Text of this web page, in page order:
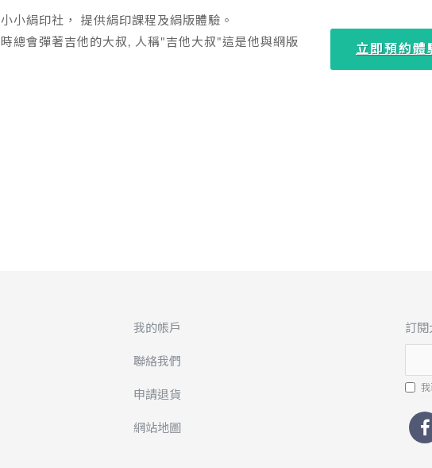
小絹印社， 提供絹印課程及絹版體驗。
總會彈著吉他的大叔, 人稱"吉他大叔"這是他與網版
立即預約體
我的帳戶
聯絡我們
申請退貨
網站地圖
訂